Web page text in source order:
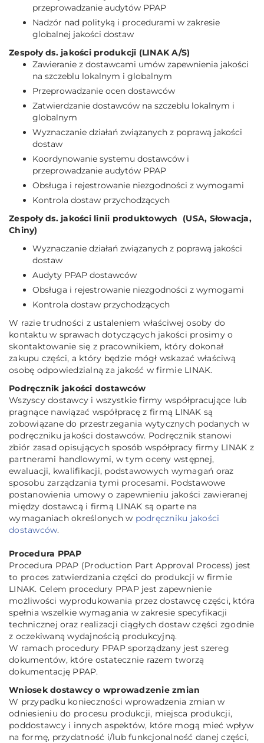
przeprowadzanie audytów PPAP
Nadzór nad polityką i procedurami w zakresie
globalnej jakości dostaw
Zespoły ds. jakości produkcji (LINAK A/S)
Zawieranie z dostawcami umów zapewnienia jakości
na szczeblu lokalnym i globalnym
Przeprowadzanie ocen dostawców
Zatwierdzanie dostawców na szczeblu lokalnym i
globalnym
Wyznaczanie działań związanych z poprawą jakości
dostaw
Koordynowanie systemu dostawców i
przeprowadzanie audytów PPAP
Obsługa i rejestrowanie niezgodności z wymogami
Kontrola dostaw przychodzących
Zespoły ds. jakości linii produktowych (USA, Słowacja,
Chiny)
Wyznaczanie działań związanych z poprawą jakości
dostaw
Audyty PPAP dostawców
Obsługa i rejestrowanie niezgodności z wymogami
Kontrola dostaw przychodzących
W razie trudności z ustaleniem właściwej osoby do
kontaktu w sprawach dotyczących jakości prosimy o
skontaktowanie się z pracownikiem, który dokonał
zakupu części, a który będzie mógł wskazać właściwą
osobę odpowiedzialną za jakość w firmie LINAK.
Podręcznik jakości dostawców
Wszyscy dostawcy i wszystkie firmy współpracujące lub
pragnące nawiązać współpracę z firmą LINAK są
zobowiązane do przestrzegania wytycznych podanych w
podręczniku jakości dostawców. Podręcznik stanowi
zbiór zasad opisujących sposób współpracy firmy LINAK z
partnerami handlowymi, w tym oceny wstępnej,
ewaluacji, kwalifikacji, podstawowych wymagań oraz
sposobu zarządzania tymi procesami. Podstawowe
postanowienia umowy o zapewnieniu jakości zawieranej
między dostawcą i firmą LINAK są oparte na
wymaganiach określonych w podręczniku jakości
dostawców.
Procedura PPAP
Procedura PPAP (Production Part Approval Process) jest
to proces zatwierdzania części do produkcji w firmie
LINAK. Celem procedury PPAP jest zapewnienie
możliwości wyprodukowania przez dostawcę części, która
spełnia wszelkie wymagania w zakresie specyfikacji
technicznej oraz realizacji ciągłych dostaw części zgodnie
z oczekiwaną wydajnością produkcyjną.
W ramach procedury PPAP sporządzany jest szereg
dokumentów, które ostatecznie razem tworzą
dokumentację PPAP.
Wniosek dostawcy o wprowadzenie zmian
W przypadku konieczności wprowadzenia zmian w
odniesieniu do procesu produkcji, miejsca produkcji,
poddostawcy i innych aspektów, które mogą mieć wpływ
na formę, przydatność i/lub funkcjonalność danej części,